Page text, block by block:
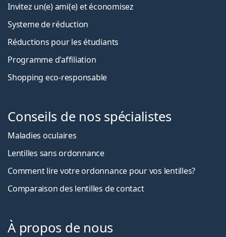
Invitez un(e) ami(e) et économisez
Systeme de réduction
Réductions pour les étudiants
Programme d'affiliation
Shopping eco-responsable
Conseils de nos spécialistes
Maladies oculaires
Lentilles sans ordonnance
Comment lire votre ordonnance pour vos lentilles?
Comparaison des lentilles de contact
À propos de nous